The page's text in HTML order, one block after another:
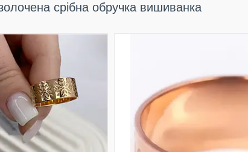
срібна обручка вишиванка